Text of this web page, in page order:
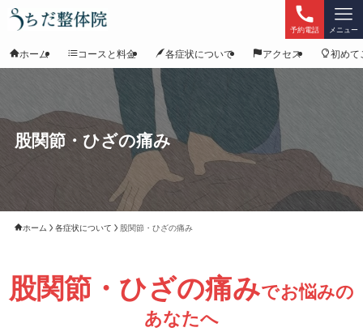
予約電話 メニュー
ホーム コースと料金 各症状について アクセス 初めて
股関節・ひざの痛み
ホーム 各症状について 股関節・ひざの痛み
股関節・ひざの痛みでお悩みの
あなたへ